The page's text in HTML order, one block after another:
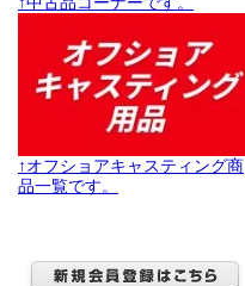
↑オフショアキャスティング商
品一覧です。